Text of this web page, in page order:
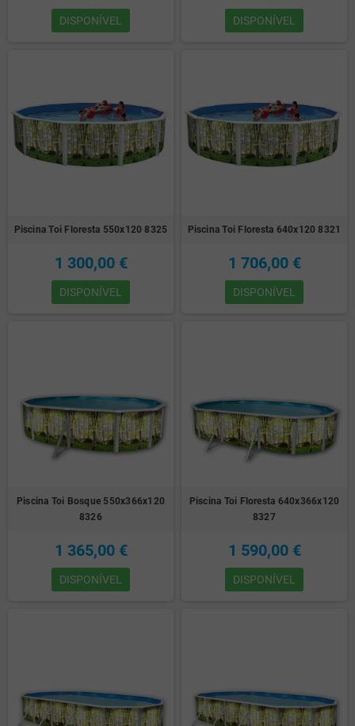
DISPONÍVEL DISPONÍVEL
Piscina Toi Floresta 550x120 8325
1 300,00 €
DISPONÍVEL
Piscina Toi Floresta 640x120 8321
1 706,00 €
DISPONÍVEL
Piscina Toi Bosque 550x366x120
8326
1 365,00 €
DISPONÍVEL
Piscina Toi Floresta 640x366x120
8327
1 590,00 €
DISPONÍVEL